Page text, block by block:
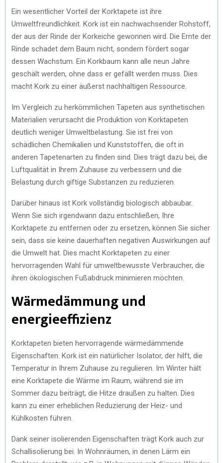
Ein wesentlicher Vorteil der Korktapete ist ihre
Umweltfreundlichkeit. Kork ist ein nachwachsender Rohstoff,
der aus der Rinde der Korkeiche gewonnen wird. Die Ernte der
Rinde schadet dem Baum nicht, sondern fördert sogar
dessen Wachstum. Ein Korkbaum kann alle neun Jahre
geschält werden, ohne dass er gefällt werden muss. Dies
macht Kork zu einer äußerst nachhaltigen Ressource.
Im Vergleich zu herkömmlichen Tapeten aus synthetischen
Materialien verursacht die Produktion von Korktapeten
deutlich weniger Umweltbelastung. Sie ist frei von
schädlichen Chemikalien und Kunststoffen, die oft in
anderen Tapetenarten zu finden sind. Dies trägt dazu bei, die
Luftqualität in Ihrem Zuhause zu verbessern und die
Belastung durch giftige Substanzen zu reduzieren.
Darüber hinaus ist Kork vollständig biologisch abbaubar.
Wenn Sie sich irgendwann dazu entschließen, Ihre
Korktapete zu entfernen oder zu ersetzen, können Sie sicher
sein, dass sie keine dauerhaften negativen Auswirkungen auf
die Umwelt hat. Dies macht Korktapeten zu einer
hervorragenden Wahl für umweltbewusste Verbraucher, die
ihren ökologischen Fußabdruck minimieren möchten.
Wärmedämmung und
energieeffizienz
Korktapeten bieten hervorragende wärmedämmende
Eigenschaften. Kork ist ein natürlicher Isolator, der hilft, die
Temperatur in Ihrem Zuhause zu regulieren. Im Winter hält
eine Korktapete die Wärme im Raum, während sie im
Sommer dazu beiträgt, die Hitze draußen zu halten. Dies
kann zu einer erheblichen Reduzierung der Heiz- und
Kühlkosten führen.
Dank seiner isolierenden Eigenschaften trägt Kork auch zur
Schallisolierung bei. In Wohnräumen, in denen Lärm ein